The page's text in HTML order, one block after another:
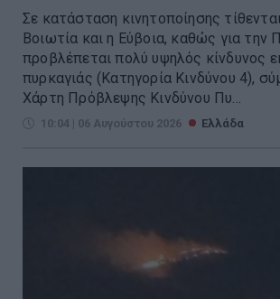
Σε κατάσταση κινητοποίησης
Βοιωτία και η Εύβοια, καθώς για την
προβλέπεται πολύ υψηλός κίνδυνος
πυρκαγιάς (Κατηγορία Κινδύνου 4),
Χάρτη Πρόβλεψης Κινδύνου Πυ...
10:04 | 06 Αυγούστου 2026 Ελλάδα